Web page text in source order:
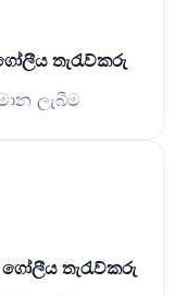
තැරැව්කරු
ලැබීම
තැරැව්කරු